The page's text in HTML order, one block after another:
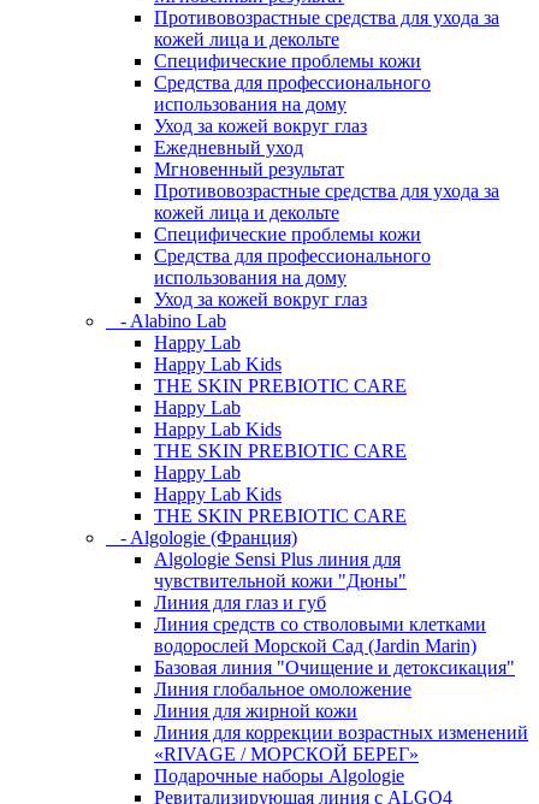
Противовозрастные средства для ухода за
кожей лица и декольте
Специфические проблемы кожи
Средства для профессионального
использования на дому
Уход за кожей вокруг глаз
Ежедневный уход
Мгновенный результат
Противовозрастные средства для ухода за
кожей лица и декольте
Специфические проблемы кожи
Средства для профессионального
использования на дому
Уход за кожей вокруг глаз
- Alabino Lab
Happy Lab
Happy Lab Kids
THE SKIN PREBIOTIC CARE
Happy Lab
Happy Lab Kids
THE SKIN PREBIOTIC CARE
Happy Lab
Happy Lab Kids
THE SKIN PREBIOTIC CARE
- Algologie (Франция)
Algologie Sensi Plus линия для
чувcтвительной кожи "Дюны"
Линия для глаз и губ
Линия средств со стволовыми клетками
водорослей Морской Сад (Jardin Marin)
Базовая линия "Очищение и детоксикация"
Линия глобальное омоложение
Линия для жирной кожи
Линия для коррекции возрастных изменений
«RIVAGE / МОРСКОЙ БЕРЕГ»
Подарочные наборы Algologie
Ревитализирующая линия с ALGO4